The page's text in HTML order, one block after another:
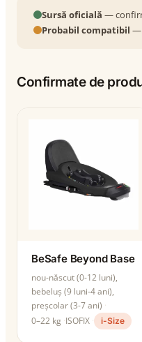
Sursă oficială —
Probabil compatibil —
Confirmate de
BeSafe Beyond Base
nou-născut (0-12 luni),
bebeluș (9 luni-4 ani),
preșcolar (3-7 ani)
0–22 kg ISOFIX i-Size